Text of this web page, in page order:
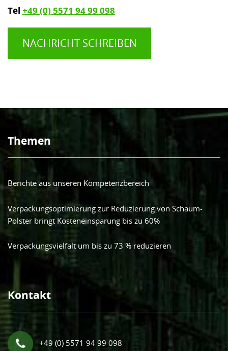
Tel +49 (0) 5571 94 99 098
NACHRICHT SCHREIBEN
Themen
Berichte aus unseren Kompetenzbereich
Verpackungsoptimierung zur Reduzierung von Schaum-
Polster bringt Kosteneinsparung bis zu 60%
Verpackungsvielfalt um bis zu 73 % reduzieren
Kontakt
+49 (0) 5571 94 99 098